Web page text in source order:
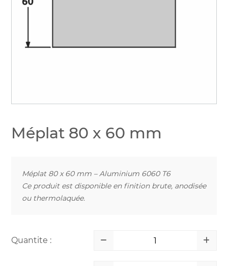
Méplat 80 x 60 mm
Méplat 80 x 60 mm – Aluminium 6060 T6
Ce produit est disponible en finition brute, anodisée
ou thermolaquée.
Quantite :